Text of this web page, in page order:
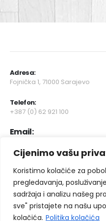
Cijenimo vašu
Koristimo kolačiće za
pregledavanja,
sadržaja i analizu našeg
sve" pristajete na našu
kolačića. Politika kolačića
Adresa:
Fojnička 1, 71000 Sarajevo
Telefon:
+387 (0) 62 921 100
Email:
Radni dani/sati:
Pon - Sub / 9:00 - 18:00
Select Parket Sistemi
Web